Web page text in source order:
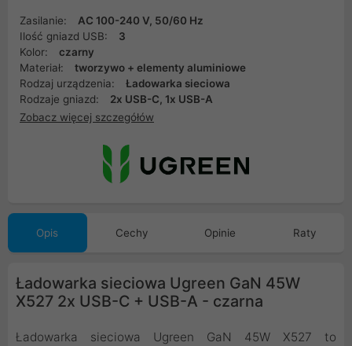
Zasilanie:
AC 100-240 V, 50/60 Hz
Ilość gniazd USB:
3
Kolor:
czarny
Materiał:
tworzywo + elementy aluminiowe
Rodzaj urządzenia:
Ładowarka sieciowa
Rodzaje gniazd:
2x USB-C, 1x USB-A
Zobacz więcej szczegółów
Opis Cechy Opinie Raty
Ładowarka sieciowa Ugreen GaN 45W
X527 2x USB-C + USB-A - czarna
Ładowarka sieciowa Ugreen GaN 45W X527 to